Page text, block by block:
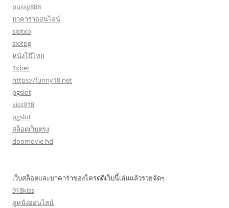
pussy888
บาคาร่าออนไลน์
slotxo
slotpg
หนังโป๊ไทย
1xbet
https://funny18.net
pgslot
kiss918
pgslot
สล็อตเว็บตรง
doomovie hd
เว็บสล็อตและบาคาร่าของโครตดีเว็บนี้เล่นแล้วรวยจัดๆ
918kiss
ดูหนังออนไลน์